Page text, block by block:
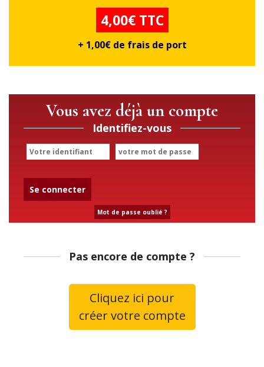
4,00€ TTC
+ 1,00€ de frais de port
Vous avez déjà un compte
Identifiez-vous
Se connecter
Mot de passe oublié ?
Pas encore de compte ?
Cliquez ici pour
créer votre compte